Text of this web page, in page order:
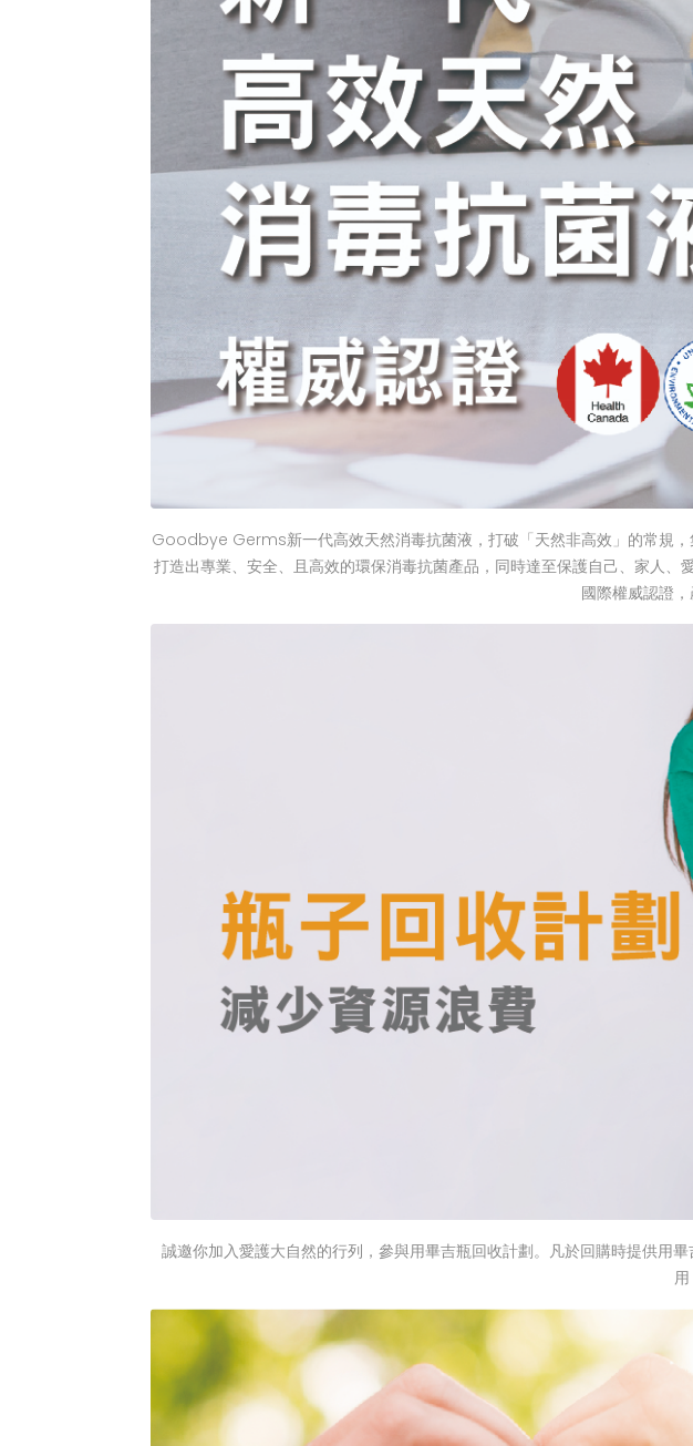
Goodbye Germs新一代高效天然消毒抗菌液，打破「天然非高效」的常規
打造出專業、安全、且高效的環保消毒抗菌產品，同時達至保護自己、家人
國際權威認證
誠邀你加入愛護大自然的行列，參與用畢吉瓶回收計劃。凡於回購時提供